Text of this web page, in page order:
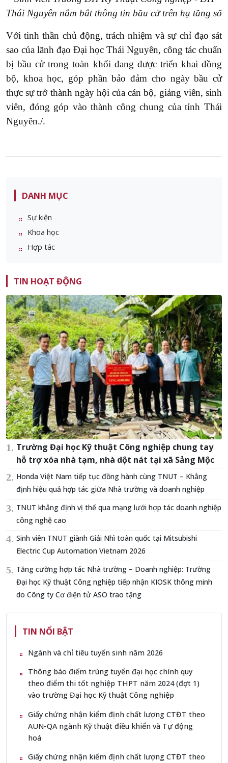
Thái Nguyên nắm bắt thông tin bầu cử trên hạ tầng số
Với tinh thần chủ động, trách nhiệm và sự chỉ đạo sát
sao của lãnh đạo Đại học Thái Nguyên, công tác chuẩn
bị bầu cử trong toàn khối đang được triển khai đồng
bộ, khoa học, góp phần bảo đảm cho ngày bầu cử
thực sự trở thành ngày hội của cán bộ, giảng viên, sinh
viên, đóng góp vào thành công chung của tỉnh Thái
Nguyên./.
DANH MỤC
Sự kiện
Khoa học
Hợp tác
TIN HOẠT ĐỘNG
Trường Đại học Kỹ thuật Công nghiệp chung tay
hỗ trợ xóa nhà tạm, nhà dột nát tại xã Sảng Mộc
Honda Việt Nam tiếp tục đồng hành cùng TNUT – Khẳng
định hiệu quả hợp tác giữa Nhà trường và doanh nghiệp
TNUT khẳng định vị thế qua mạng lưới hợp tác doanh nghiệp
công nghệ cao
Sinh viên TNUT giành Giải Nhì toàn quốc tại Mitsubishi
Electric Cup Automation Vietnam 2026
Tăng cường hợp tác Nhà trường – Doanh nghiệp: Trường
Đại học Kỹ thuật Công nghiệp tiếp nhận KIOSK thông minh
do Công ty Cơ điện tử ASO trao tặng
TIN NỔI BẬT
Ngành và chỉ tiêu tuyển sinh năm 2026
Thông báo điểm trúng tuyển đại học chính quy
theo điểm thi tốt nghiệp THPT năm 2024 (đợt 1)
vào trường Đại học Kỹ thuật Công nghiệp
Giấy chứng nhận kiểm định chất lượng CTĐT theo
AUN-QA ngành Kỹ thuật điều khiển và Tự động
hoá
Giấy chứng nhận kiểm định chất lượng CTĐT theo